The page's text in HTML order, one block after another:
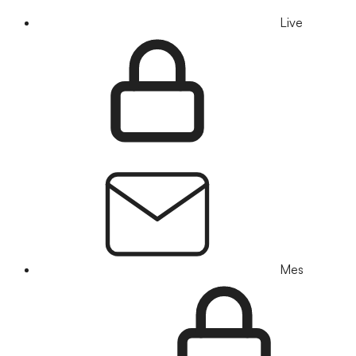
Live
Mes